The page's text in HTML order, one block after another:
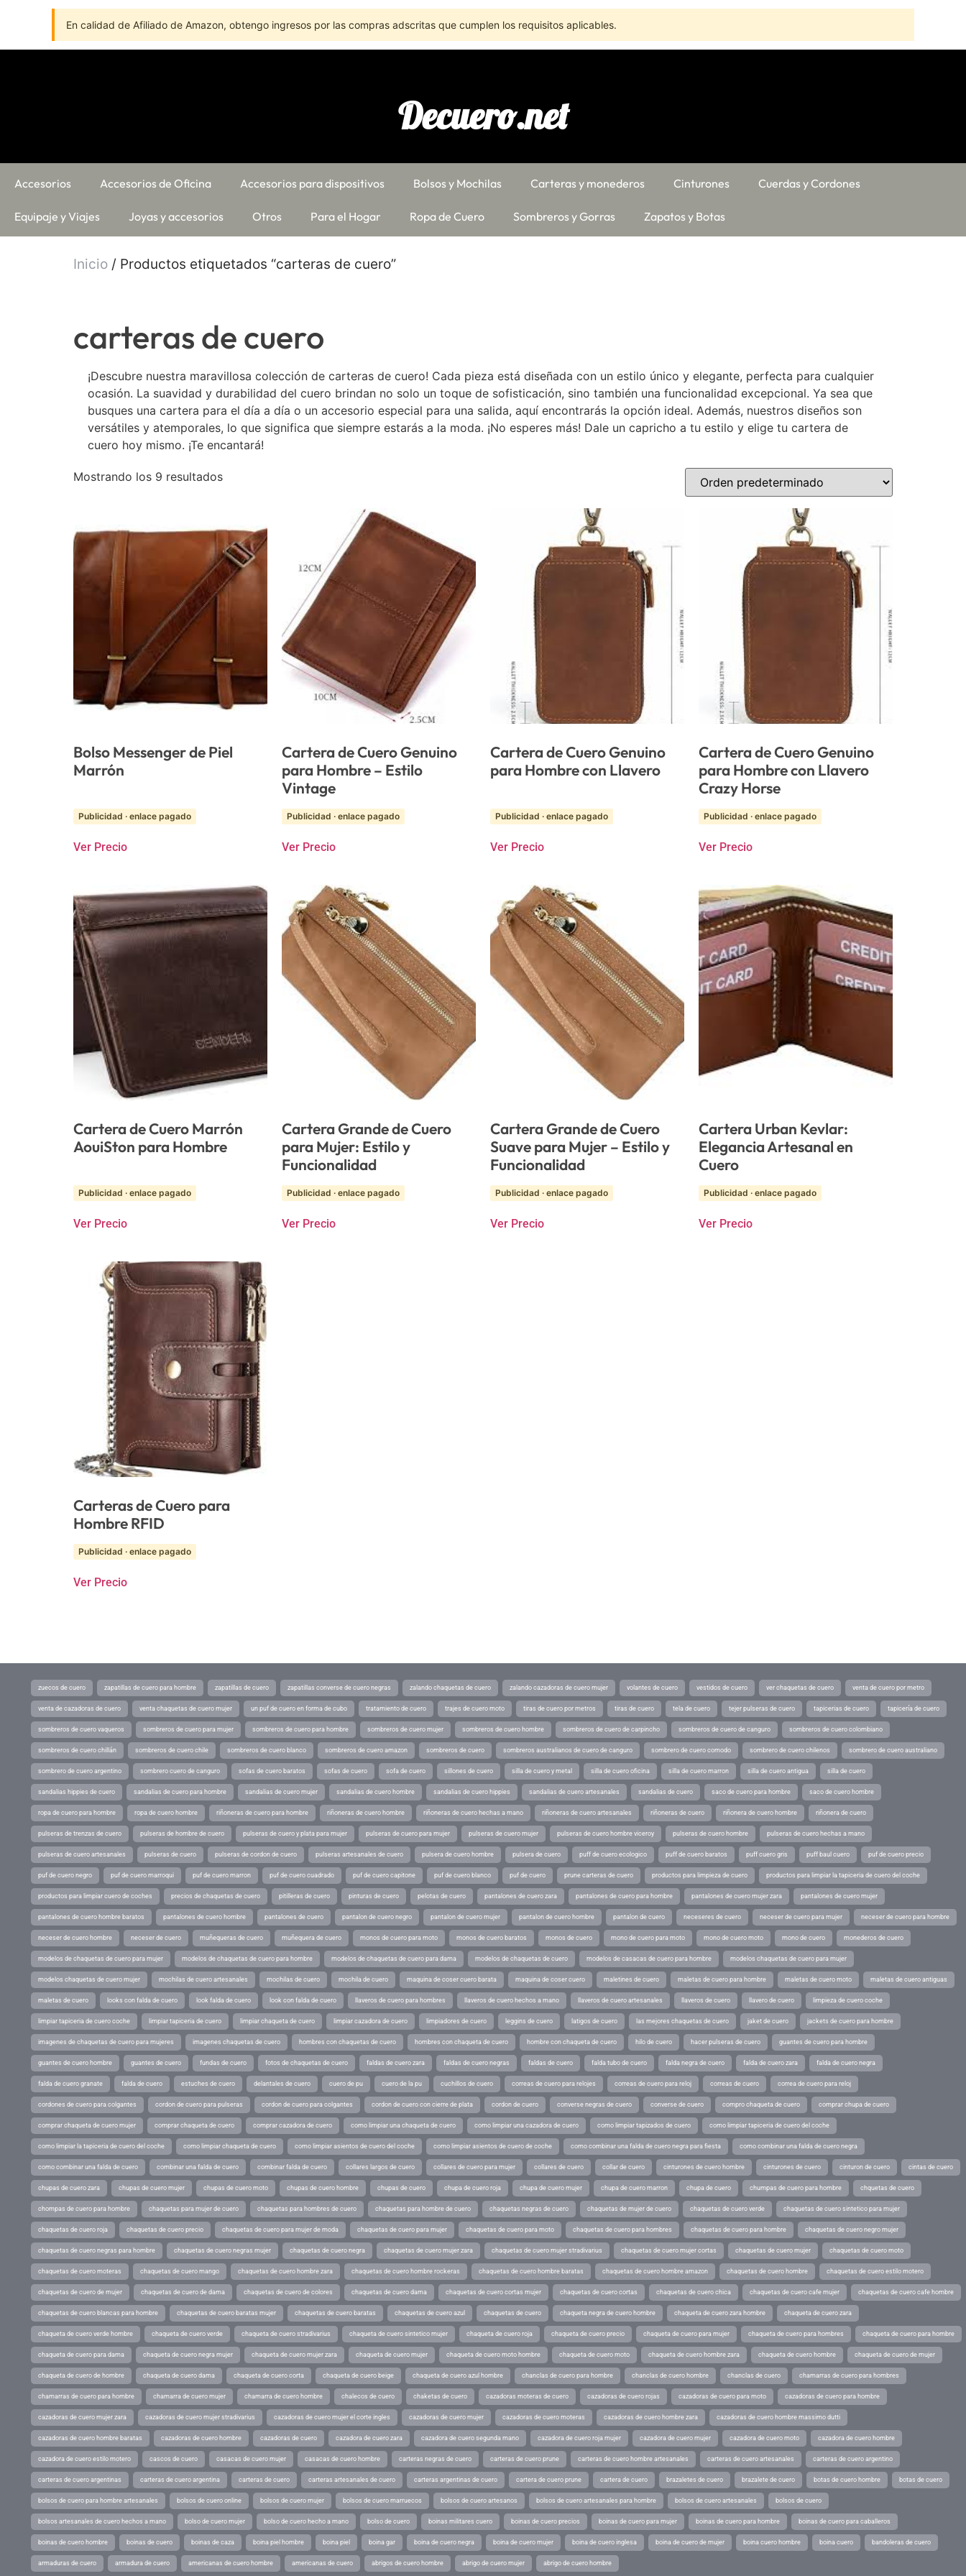
En calidad de Afiliado de Amazon, obtengo ingresos por las compras adscritas que cumplen los requisitos aplicables.
Decuero.net
Accesorios Accesorios de Oficina Accesorios para dispositivos Bolsos y Mochilas Carteras y monederos Cinturones Cuerdas y Cordones
Equipaje y Viajes Joyas y accesorios Otros Para el Hogar Ropa de Cuero Sombreros y Gorras Zapatos y Botas
Inicio / Productos etiquetados “carteras de cuero”
carteras de cuero
¡Descubre nuestra maravillosa colección de carteras de cuero! Cada pieza está diseñada con un estilo único y elegante, perfecta para cualquier
ocasión. La suavidad y durabilidad del cuero brindan no solo un toque de sofisticación, sino también una funcionalidad excepcional. Ya sea que
busques una cartera para el día a día o un accesorio especial para una salida, aquí encontrarás la opción ideal. Además, nuestros diseños son
versátiles y atemporales, lo que significa que siempre estarás a la moda. ¡No esperes más! Dale un capricho a tu estilo y elige tu cartera de
cuero hoy mismo. ¡Te encantará!
Mostrando los 9 resultados
Bolso Messenger de Piel
Marrón
Publicidad · enlace pagado
Ver Precio
Cartera de Cuero Genuino
para Hombre – Estilo
Vintage
Publicidad · enlace pagado
Ver Precio
Cartera de Cuero Genuino
para Hombre con Llavero
Publicidad · enlace pagado
Ver Precio
Cartera de Cuero Genuino
para Hombre con Llavero
Crazy Horse
Publicidad · enlace pagado
Ver Precio
Cartera de Cuero Marrón
AouiSton para Hombre
Publicidad · enlace pagado
Ver Precio
Cartera Grande de Cuero
para Mujer: Estilo y
Funcionalidad
Publicidad · enlace pagado
Ver Precio
Cartera Grande de Cuero
Suave para Mujer – Estilo y
Funcionalidad
Publicidad · enlace pagado
Ver Precio
Cartera Urban Kevlar:
Elegancia Artesanal en
Cuero
Publicidad · enlace pagado
Ver Precio
Carteras de Cuero para
Hombre RFID
Publicidad · enlace pagado
Ver Precio
zuecos de cuero zapatillas de cuero para hombre zapatillas de cuero zapatillas converse de cuero negras zalando chaquetas de cuero zalando cazadoras de cuero mujer volantes de cuero vestidos de cuero ver chaquetas de cuero venta de cuero por metro
venta de cazadoras de cuero venta chaquetas de cuero mujer un puf de cuero en forma de cubo tratamiento de cuero trajes de cuero moto tiras de cuero por metros tiras de cuero tela de cuero tejer pulseras de cuero tapicerias de cuero tapicería de cuero
sombreros de cuero vaqueros sombreros de cuero para mujer sombreros de cuero para hombre sombreros de cuero mujer sombreros de cuero hombre sombreros de cuero de carpincho sombreros de cuero de canguro sombreros de cuero colombiano
sombreros de cuero chillán sombreros de cuero chile sombreros de cuero blanco sombreros de cuero amazon sombreros de cuero sombreros australianos de cuero de canguro sombrero de cuero comodo sombrero de cuero chilenos sombrero de cuero australiano
sombrero de cuero argentino sombrero cuero de canguro sofas de cuero baratos sofas de cuero sofa de cuero sillones de cuero silla de cuero y metal silla de cuero oficina silla de cuero marron silla de cuero antigua silla de cuero
sandalias hippies de cuero sandalias de cuero para hombre sandalias de cuero mujer sandalias de cuero hombre sandalias de cuero hippies sandalias de cuero artesanales sandalias de cuero saco de cuero para hombre saco de cuero hombre
ropa de cuero para hombre ropa de cuero hombre riñoneras de cuero para hombre riñoneras de cuero hombre riñoneras de cuero hechas a mano riñoneras de cuero artesanales riñoneras de cuero riñonera de cuero hombre riñonera de cuero
pulseras de trenzas de cuero pulseras de hombre de cuero pulseras de cuero y plata para mujer pulseras de cuero para mujer pulseras de cuero mujer pulseras de cuero hombre viceroy pulseras de cuero hombre pulseras de cuero hechas a mano
pulseras de cuero artesanales pulseras de cuero pulseras de cordon de cuero pulseras artesanales de cuero pulsera de cuero hombre pulsera de cuero puff de cuero ecologico puff de cuero baratos puff cuero gris puff baul cuero puf de cuero precio
puf de cuero negro puf de cuero marroqui puf de cuero marron puf de cuero cuadrado puf de cuero capitone puf de cuero blanco puf de cuero prune carteras de cuero productos para limpieza de cuero productos para limpiar la tapiceria de cuero del coche
productos para limpiar cuero de coches precios de chaquetas de cuero pitilleras de cuero pinturas de cuero pelotas de cuero pantalones de cuero zara pantalones de cuero para hombre pantalones de cuero mujer zara pantalones de cuero mujer
pantalones de cuero hombre baratos pantalones de cuero hombre pantalones de cuero pantalon de cuero negro pantalon de cuero mujer pantalon de cuero hombre pantalon de cuero neceseres de cuero neceser de cuero para mujer neceser de cuero para hombre
neceser de cuero hombre neceser de cuero muñequeras de cuero muñequera de cuero monos de cuero para moto monos de cuero baratos monos de cuero mono de cuero para moto mono de cuero moto mono de cuero monederos de cuero
modelos de chaquetas de cuero para mujer modelos de chaquetas de cuero para hombre modelos de chaquetas de cuero para dama modelos de chaquetas de cuero modelos de casacas de cuero para hombre modelos chaquetas de cuero para mujer
modelos chaquetas de cuero mujer mochilas de cuero artesanales mochilas de cuero mochila de cuero maquina de coser cuero barata maquina de coser cuero maletines de cuero maletas de cuero para hombre maletas de cuero moto maletas de cuero antiguas
maletas de cuero looks con falda de cuero look falda de cuero look con falda de cuero llaveros de cuero para hombres llaveros de cuero hechos a mano llaveros de cuero artesanales llaveros de cuero llavero de cuero limpieza de cuero coche
limpiar tapiceria de cuero coche limpiar tapiceria de cuero limpiar chaqueta de cuero limpiar cazadora de cuero limpiadores de cuero leggins de cuero latigos de cuero las mejores chaquetas de cuero jaket de cuero jackets de cuero para hombre
imagenes de chaquetas de cuero para mujeres imagenes chaquetas de cuero hombres con chaquetas de cuero hombres con chaqueta de cuero hombre con chaqueta de cuero hilo de cuero hacer pulseras de cuero guantes de cuero para hombre
guantes de cuero hombre guantes de cuero fundas de cuero fotos de chaquetas de cuero faldas de cuero zara faldas de cuero negras faldas de cuero falda tubo de cuero falda negra de cuero falda de cuero zara falda de cuero negra
falda de cuero granate falda de cuero estuches de cuero delantales de cuero cuero de pu cuero de la pu cuchillos de cuero correas de cuero para relojes correas de cuero para reloj correas de cuero correa de cuero para reloj
cordones de cuero para colgantes cordon de cuero para pulseras cordon de cuero para colgantes cordon de cuero con cierre de plata cordon de cuero converse negras de cuero converse de cuero compro chaqueta de cuero comprar chupa de cuero
comprar chaqueta de cuero mujer comprar chaqueta de cuero comprar cazadora de cuero como limpiar una chaqueta de cuero como limpiar una cazadora de cuero como limpiar tapizados de cuero como limpiar tapiceria de cuero del coche
como limpiar la tapiceria de cuero del coche como limpiar chaqueta de cuero como limpiar asientos de cuero del coche como limpiar asientos de cuero de coche como combinar una falda de cuero negra para fiesta como combinar una falda de cuero negra
como combinar una falda de cuero combinar una falda de cuero combinar falda de cuero collares largos de cuero collares de cuero para mujer collares de cuero collar de cuero cinturones de cuero hombre cinturones de cuero cinturon de cuero cintas de cuero
chupas de cuero zara chupas de cuero mujer chupas de cuero moto chupas de cuero hombre chupas de cuero chupa de cuero roja chupa de cuero mujer chupa de cuero marron chupa de cuero chumpas de cuero para hombre chquetas de cuero
chompas de cuero para hombre chaquetas para mujer de cuero chaquetas para hombres de cuero chaquetas para hombre de cuero chaquetas negras de cuero chaquetas de mujer de cuero chaquetas de cuero verde chaquetas de cuero sintetico para mujer
chaquetas de cuero roja chaquetas de cuero precio chaquetas de cuero para mujer de moda chaquetas de cuero para mujer chaquetas de cuero para moto chaquetas de cuero para hombres chaquetas de cuero para hombre chaquetas de cuero negro mujer
chaquetas de cuero negras para hombre chaquetas de cuero negras mujer chaquetas de cuero negra chaquetas de cuero mujer zara chaquetas de cuero mujer stradivarius chaquetas de cuero mujer cortas chaquetas de cuero mujer chaquetas de cuero moto
chaquetas de cuero moteras chaquetas de cuero mango chaquetas de cuero hombre zara chaquetas de cuero hombre rockeras chaquetas de cuero hombre baratas chaquetas de cuero hombre amazon chaquetas de cuero hombre chaquetas de cuero estilo motero
chaquetas de cuero de mujer chaquetas de cuero de dama chaquetas de cuero de colores chaquetas de cuero dama chaquetas de cuero cortas mujer chaquetas de cuero cortas chaquetas de cuero chica chaquetas de cuero cafe mujer chaquetas de cuero cafe hombre
chaquetas de cuero blancas para hombre chaquetas de cuero baratas mujer chaquetas de cuero baratas chaquetas de cuero azul chaquetas de cuero chaqueta negra de cuero hombre chaqueta de cuero zara hombre chaqueta de cuero zara
chaqueta de cuero verde hombre chaqueta de cuero verde chaqueta de cuero stradivarius chaqueta de cuero sintetico mujer chaqueta de cuero roja chaqueta de cuero precio chaqueta de cuero para mujer chaqueta de cuero para hombres chaqueta de cuero para hombre
chaqueta de cuero para dama chaqueta de cuero negra mujer chaqueta de cuero mujer zara chaqueta de cuero mujer chaqueta de cuero moto hombre chaqueta de cuero moto chaqueta de cuero hombre zara chaqueta de cuero hombre chaqueta de cuero de mujer
chaqueta de cuero de hombre chaqueta de cuero dama chaqueta de cuero corta chaqueta de cuero beige chaqueta de cuero azul hombre chanclas de cuero para hombre chanclas de cuero hombre chanclas de cuero chamarras de cuero para hombres
chamarras de cuero para hombre chamarra de cuero mujer chamarra de cuero hombre chalecos de cuero chaketas de cuero cazadoras moteras de cuero cazadoras de cuero rojas cazadoras de cuero para moto cazadoras de cuero para hombre
cazadoras de cuero mujer zara cazadoras de cuero mujer stradivarius cazadoras de cuero mujer el corte ingles cazadoras de cuero mujer cazadoras de cuero moteras cazadoras de cuero hombre zara cazadoras de cuero hombre massimo dutti
cazadoras de cuero hombre baratas cazadoras de cuero hombre cazadoras de cuero cazadora de cuero zara cazadora de cuero segunda mano cazadora de cuero roja mujer cazadora de cuero mujer cazadora de cuero moto cazadora de cuero hombre
cazadora de cuero estilo motero cascos de cuero casacas de cuero mujer casacas de cuero hombre carteras negras de cuero carteras de cuero prune carteras de cuero hombre artesanales carteras de cuero artesanales carteras de cuero argentino
carteras de cuero argentinas carteras de cuero argentina carteras de cuero carteras artesanales de cuero carteras argentinas de cuero cartera de cuero prune cartera de cuero brazaletes de cuero brazalete de cuero botas de cuero hombre botas de cuero
bolsos de cuero para hombre artesanales bolsos de cuero online bolsos de cuero mujer bolsos de cuero marruecos bolsos de cuero artesanos bolsos de cuero artesanales para hombre bolsos de cuero artesanales bolsos de cuero
bolsos artesanales de cuero hechos a mano bolso de cuero mujer bolso de cuero hecho a mano bolso de cuero boinas militares cuero boinas de cuero precios boinas de cuero para mujer boinas de cuero para hombre boinas de cuero para caballeros
boinas de cuero hombre boinas de cuero boinas de caza boina piel hombre boina piel boina gar boina de cuero negra boina de cuero mujer boina de cuero inglesa boina de cuero de mujer boina cuero hombre boina cuero bandoleras de cuero
armaduras de cuero armadura de cuero americanas de cuero hombre americanas de cuero abrigos de cuero hombre abrigo de cuero mujer abrigo de cuero hombre